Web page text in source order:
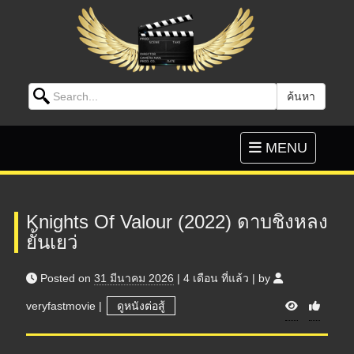
Search for: ค้นหา
Toggle
navigation
MENU
Knights Of Valour (2022) ดาบชิงหลง
ยั้นเยว่
Posted on 31 มีนาคม 2026 | 4 เดือน ที่แล้ว | by
veryfastmovie | ดูหนังต่อสู้ V
i